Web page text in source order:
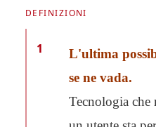
DEFINIZIONI
1
L'ultima
se ne vada.
Tecnologia